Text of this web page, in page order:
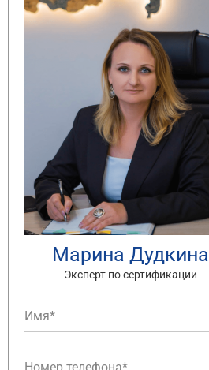
Марина Дудкина
Эксперт по сертификации